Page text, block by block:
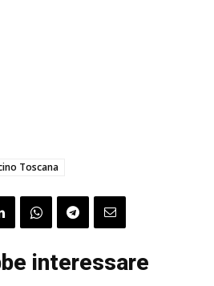
Toscana
interessare